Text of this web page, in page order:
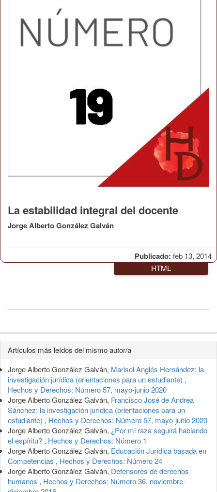
Publicado: feb 13, 2014
La estabilidad integral del docente
Jorge Alberto González Galván
HTML
Detalles
del
artículo
Artículos más leídos del mismo autor/a
Jorge Alberto González Galván, Marisol Anglés Hernández: la
investigación jurídica (orientaciones para un estudiante) ,
Hechos y Derechos: Número 57, mayo-junio 2020
Jorge Alberto González Galván, Francisco José de Andrea
Sánchez: la investigación jurídica (orientaciones para un
estudiante) , Hechos y Derechos: Número 57, mayo-junio 2020
Jorge Alberto González Galván, ¿Por mi raza seguirá hablando
el espíritu? , Hechos y Derechos: Número 1
Jorge Alberto González Galván, Educación Jurídica basada en
Competencias , Hechos y Derechos: Número 24
Jorge Alberto González Galván, Defensores de derechos
humanos , Hechos y Derechos: Número 36, noviembre-